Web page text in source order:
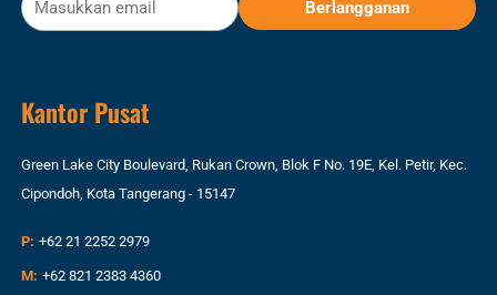
Kantor Pusat
Green Lake City Boulevard, Rukan Crown, Blok F No. 19E, Kel. Petir, Kec.
Cipondoh, Kota Tangerang - 15147
P: +62 21 2252 2979
M: +62 821 2383 4360